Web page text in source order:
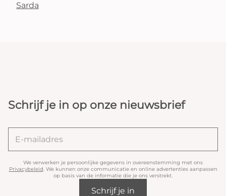
Sarda
Schrijf je in op onze nieuwsbrief
We verwerken je persoonlijke gegevens in overeenstemming met ons
Privacybeleid. We kunnen onze communicatie en online advertenties aanpassen
op basis van de informatie die je ons verstrekt.
Schrijf je in